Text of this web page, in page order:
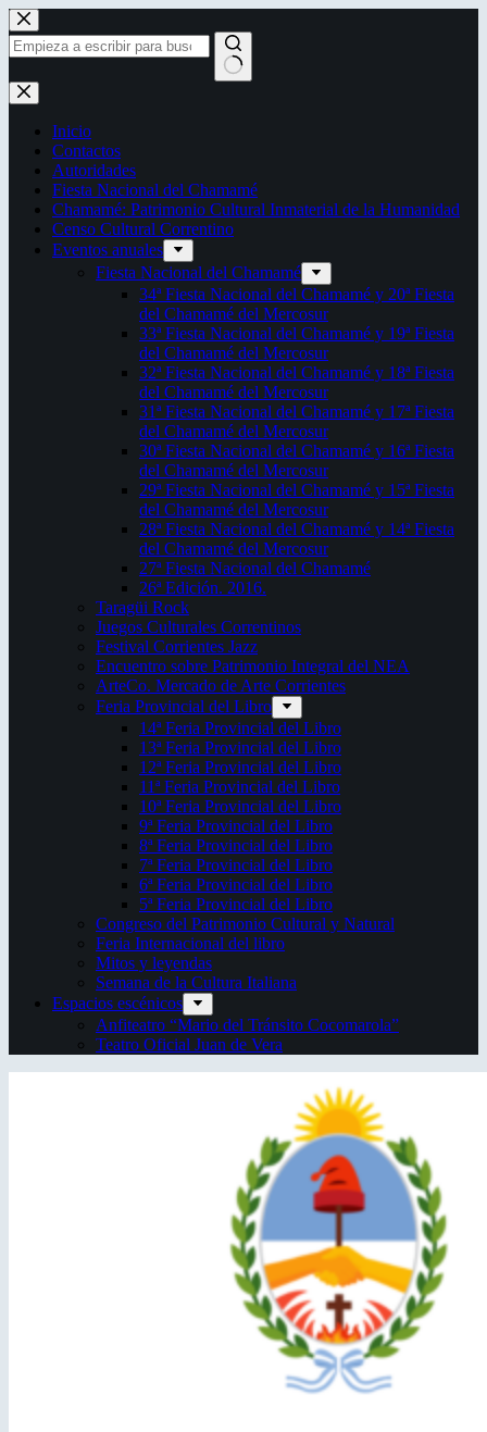
Saltar
al
contenido
Sin
resultados
Inicio
Contactos
Autoridades
Fiesta Nacional del Chamamé
Chamamé: Patrimonio Cultural Inmaterial de la Humanidad
Censo Cultural Correntino
Eventos anuales
Fiesta Nacional del Chamamé
34ª Fiesta Nacional del Chamamé y 20ª Fiesta
del Chamamé del Mercosur
33ª Fiesta Nacional del Chamamé y 19ª Fiesta
del Chamamé del Mercosur
32ª Fiesta Nacional del Chamamé y 18ª Fiesta
del Chamamé del Mercosur
31ª Fiesta Nacional del Chamamé y 17ª Fiesta
del Chamamé del Mercosur
30ª Fiesta Nacional del Chamamé y 16ª Fiesta
del Chamamé del Mercosur
29ª Fiesta Nacional del Chamamé y 15ª Fiesta
del Chamamé del Mercosur
28ª Fiesta Nacional del Chamamé y 14ª Fiesta
del Chamamé del Mercosur
27ª Fiesta Nacional del Chamamé
26ª Edición. 2016.
Taragüi Rock
Juegos Culturales Correntinos
Festival Corrientes Jazz
Encuentro sobre Patrimonio Integral del NEA
ArteCo. Mercado de Arte Corrientes
Feria Provincial del Libro
14ª Feria Provincial del Libro
13ª Feria Provincial del Libro
12ª Feria Provincial del Libro
11ª Feria Provincial del Libro
10ª Feria Provincial del Libro
9ª Feria Provincial del Libro
8ª Feria Provincial del Libro
7ª Feria Provincial del Libro
6ª Feria Provincial del Libro
5ª Feria Provincial del Libro
Congreso del Patrimonio Cultural y Natural
Feria Internacional del libro
Mitos y leyendas
Semana de la Cultura Italiana
Espacios escénicos
Anfiteatro “Mario del Tránsito Cocomarola”
Teatro Oficial Juan de Vera